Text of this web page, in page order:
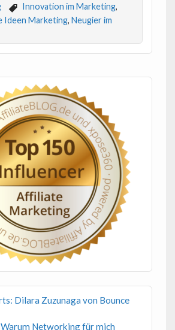
Innovation im Marketing,
Ideen Marketing, Neugier im
Dilara Zuzunaga von Bounce
Networking für mich